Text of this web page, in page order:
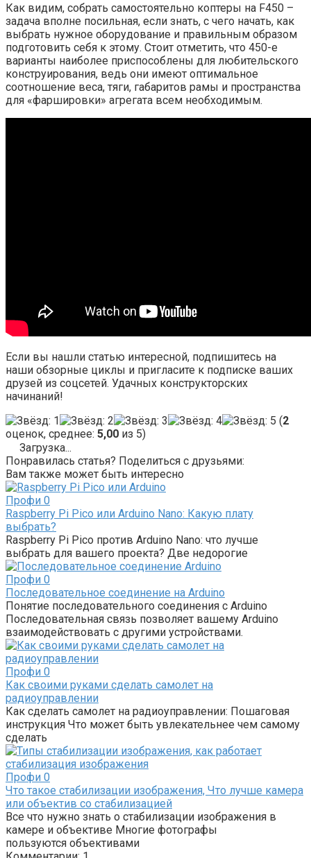
Как видим, собрать самостоятельно коптеры на F450 –
задача вполне посильная, если знать, с чего начать, как
выбрать нужное оборудование и правильным образом
подготовить себя к этому. Стоит отметить, что 450-е
варианты наиболее приспособлены для любительского
конструирования, ведь они имеют оптимальное
соотношение веса, тяги, габаритов рамы и пространства
для «фаршировки» агрегата всем необходимым.
Если вы нашли статью интересной, подпишитесь на
наши обзорные циклы и пригласите к подписке ваших
друзей из соцсетей. Удачных конструкторских
начинаний!
(2
оценок, среднее: 5,00 из 5)
Загрузка...
Понравилась статья? Поделиться с друзьями:
Вам также может быть интересно
Профи 0
Raspberry Pi Pico или Arduino Nano: Какую плату
выбрать?
Raspberry Pi Pico против Arduino Nano: что лучше
выбрать для вашего проекта? Две недорогие
Профи 0
Последовательное соединение на Arduino
Понятие последовательного соединения с Arduino
Последовательная связь позволяет вашему Arduino
взаимодействовать с другими устройствами.
Профи 0
Как своими руками сделать самолет на
радиоуправлении
Как сделать самолет на радиоуправлении: Пошаговая
инструкция Что может быть увлекательнее чем самому
сделать
Профи 0
Что такое стабилизации изображения, Что лучше камера
или объектив со стабилизацией
Все что нужно знать о стабилизации изображения в
камере и объективе Многие фотографы
пользуются объективами